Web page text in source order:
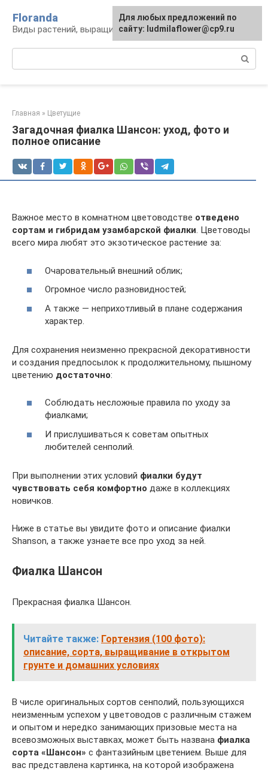
контенту
Floranda
Виды растений, выращивание и уход
Главная » Цветущие
Загадочная фиалка Шансон: уход, фото и
полное описание
Важное место в комнатном цветоводстве отведено
сортам и гибридам узамбарской фиалки. Цветоводы
всего мира любят это экзотическое растение за:
Очаровательный внешний облик;
Огромное число разновидностей;
А также — неприхотливый в плане содержания
характер.
Для сохранения неизменно прекрасной декоративности
и создания предпосылок к продолжительному, пышному
цветению достаточно:
Соблюдать несложные правила по уходу за
фиалками;
И прислушиваться к советам опытных
любителей сенполий.
При выполнении этих условий фиалки будут
чувствовать себя комфортно даже в коллекциях
новичков.
Ниже в статье вы увидите фото и описание фиалки
Shanson, а также узнаете все про уход за ней.
Фиалка Шансон
Прекрасная фиалка Шансон.
Читайте также: Гортензия (100 фото):
описание, сорта, выращивание в открытом
грунте и домашних условиях
В числе оригинальных сортов сенполий, пользующихся
неизменным успехом у цветоводов с различным стажем
и опытом и нередко занимающих призовые места на
всевозможных выставках, может быть названа фиалка
сорта «Шансон» с фантазийным цветением. Выше для
вас представлена картинка, на которой изображена
Для любых предложений по
сайту: ludmilaflower@cp9.ru